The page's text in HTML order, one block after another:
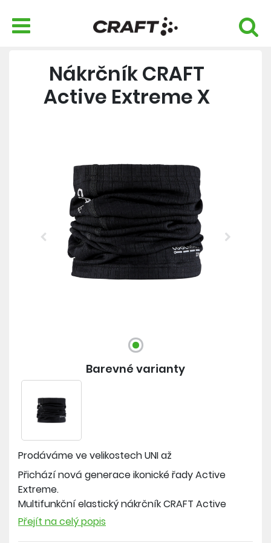
Nákrčník CRAFT
Active Extreme X
Previous Next
Přichází nová generace ikonické řady Active
Extreme.
Multifunkční elastický nákrčník CRAFT Active
Extreme X je určen na sportovní aktivity v
Přejít na celý popis
Prodáváme ve velikostechUNI až
Barevné varianty